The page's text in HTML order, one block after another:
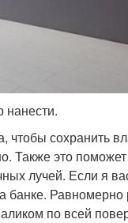
нанести.
чтобы сохранить
Также это поможет
лучей. Если я
банке.
по всей